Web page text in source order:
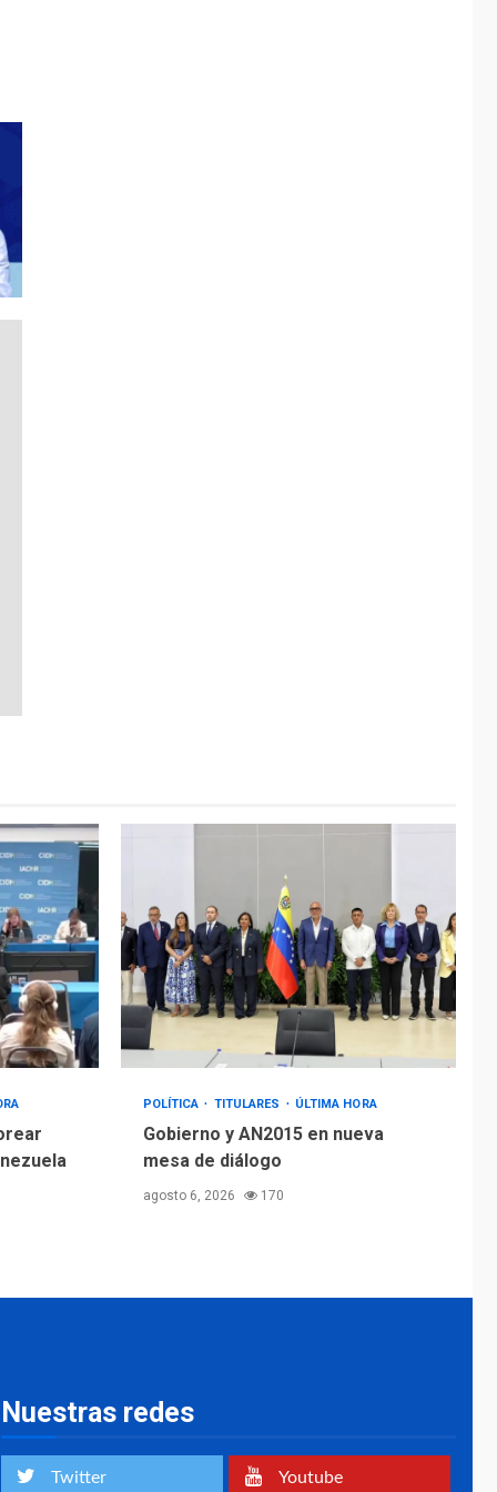
POLÍTICA TITULARES ÚLTIMA HORA
Gobierno y AN2015 en nueva
mesa de diálogo
agosto 6, 2026 170
Nuestras redes
Twitter Youtube